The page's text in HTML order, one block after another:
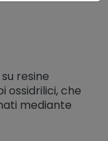
resine
ossidrilici, che
mediante